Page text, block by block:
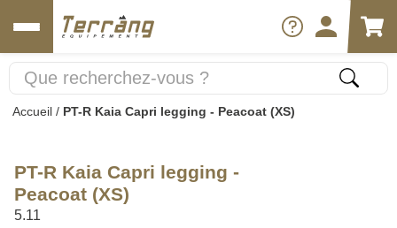
Accueil / PT-R Kaia Capri legging - Peacoat (XS)
PT-R Kaia Capri legging -
Peacoat (XS)
5.11